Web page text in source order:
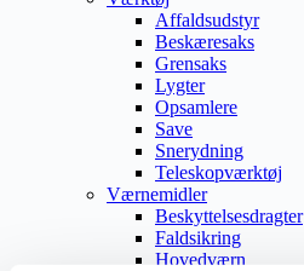
Affaldsudstyr
Beskæresaks
Grensaks
Lygter
Opsamlere
Save
Snerydning
Teleskopværktøj
Værnemidler
Beskyttelsesdragter
Faldsikring
Hovedværn